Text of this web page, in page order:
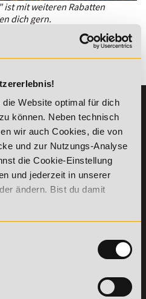
Website optimal für dich
können. Neben technisch
wir auch Cookies, die von
und zur Nutzungs-Analyse
die Cookie-Einstellung
und jederzeit in unserer
ändern. Bist du damit
ist mit weiteren Rabatten
dich gern.
INFORMATIONEN
Die Academy
Lehr- und
Lernmethoden
PreisFAIRsprechen
Online Campus
Bring a Friend
Partnerprogramm
Stellenangebote